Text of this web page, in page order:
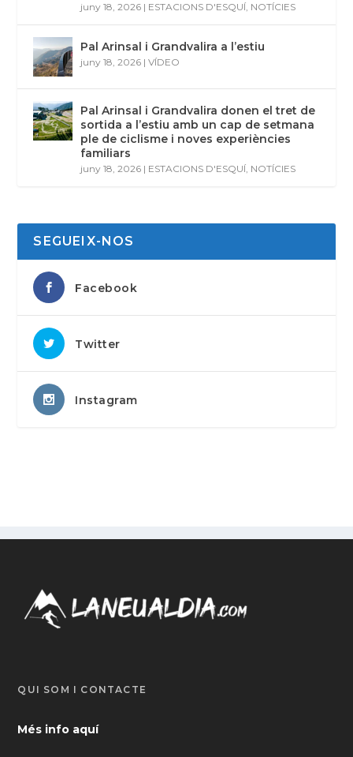
juny 18, 2026 | ESTACIONS D'ESQUÍ, NOTÍCIES
Pal Arinsal i Grandvalira a l’estiu
juny 18, 2026 |VÍDEO
Pal Arinsal i Grandvalira donen el tret de
sortida a l’estiu amb un cap de setmana
ple de ciclisme i noves experiències
familiars
juny 18, 2026 | ESTACIONS D'ESQUÍ, NOTÍCIES
SEGUEIX-NOS
Facebook
Twitter
Instagram
QUI SOM I CONTACTE
Més info aquí